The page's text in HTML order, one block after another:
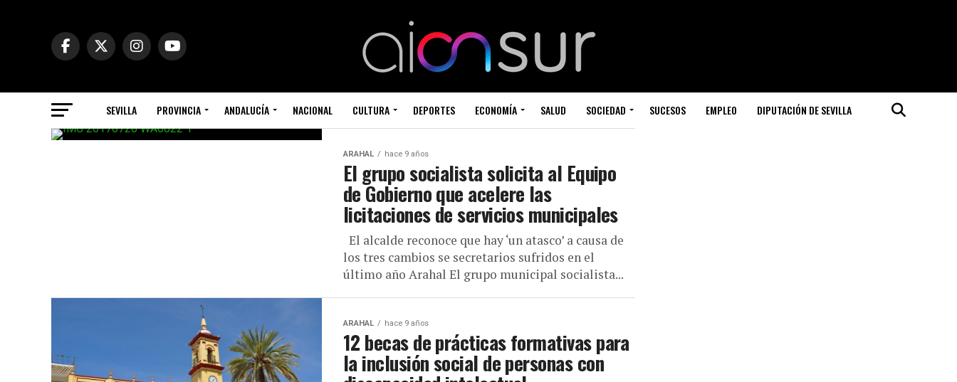
SEVILLA PROVINCIA ANDALUCÍA NACIONAL CULTURA DEPORTES ECONOMÍA SALUD SOCIEDAD SUCESOS EMPLEO DIPUTACIÓN DE SEVILLA
ARAHAL hace 9 años
El grupo socialista solicita al Equipo
de Gobierno que acelere las
licitaciones de servicios municipales
El alcalde reconoce que hay ‘un atasco’ a causa de
los tres cambios se secretarios sufridos en el
último año Arahal El grupo municipal socialista...
ARAHAL hace 9 años
12 becas de prácticas formativas para
la inclusión social de personas con